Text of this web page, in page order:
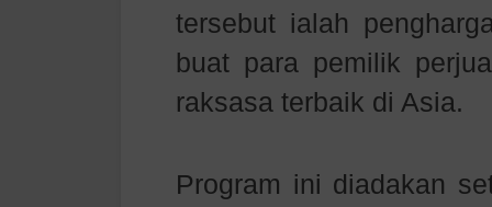
tersebut ialah
buat para pemilik
raksasa terbaik di Asia.
Program ini diadakan